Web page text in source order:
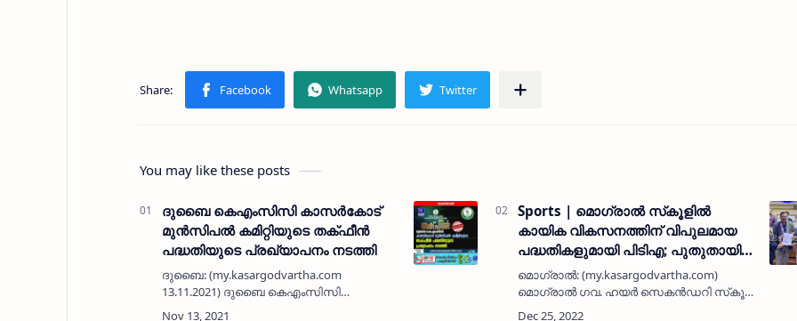
You may like these posts
ദുബൈ കെഎംസിസി കാസർകോട്
മുൻസിപൽ കമിറ്റിയുടെ തക്ഫീൻ
പദ്ധതിയുടെ പ്രഖ്യാപനം നടത്തി
ദുബൈ: (my.kasargodvartha.com
13.11.2021) ദുബൈ കെഎംസിസി
കാസർകോട് മുൻസിപൽ കമിറ്റിയുടെ
Sports | മൊഗ്രാല്‍ സ്‌കൂളില്‍
കായിക വികസനത്തിന് വിപുലമായ
പദ്ധതികളുമായി പിടിഎ; പുതുതായി
ബാസ്‌കറ്റ് ബോള്‍, ടെനീസ്,
ബാഡ്മിന്റണ്‍ മൈതാനവും
പരിശീലനവും
മൊഗ്രാല്‍: (my.kasargodvartha.com)
മൊഗ്രാല്‍ ഗവ. ഹയര്‍ സെകന്‍ഡറി സ്‌കൂള്‍
വിദ്യാര്‍ഥികളുടെ കായിക വികസനത്തിന്